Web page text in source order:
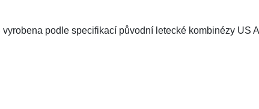
podle specifikací původní letecké kombinézy US